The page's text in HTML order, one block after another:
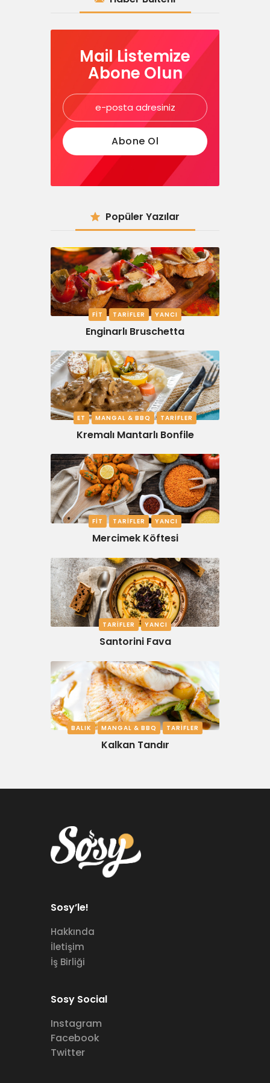
Mail Listemize
Abone Olun
Popüler Yazılar
FIT TARIFLER YANCI
Enginarlı Bruschetta
ET MANGAL & BBQ TARIFLER
Kremalı Mantarlı Bonfile
FIT TARIFLER YANCI
Mercimek Köftesi
TARIFLER YANCI
Santorini Fava
BALIK MANGAL & BBQ TARIFLER
Kalkan Tandır
Sosy’le!
Hakkında
İletişim
İş Birliği
Sosy Social
Instagram
Facebook
Twitter